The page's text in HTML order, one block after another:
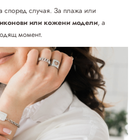
според случая. За плажа или
или кожени модели, а
момент.